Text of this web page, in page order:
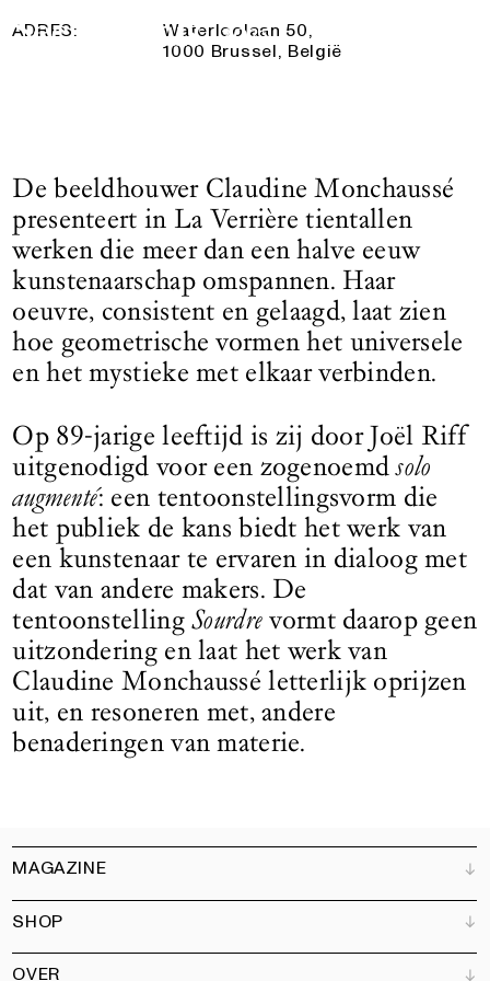
Logo See All This, linkt naar de homepage
2025
ADRES:
Waterloolaan 50,
1000 Brussel, België
De beeldhouwer Claudine Monchaussé
presenteert in La Verrière tientallen
werken die meer dan een halve eeuw
kunstenaarschap omspannen. Haar
oeuvre, consistent en gelaagd, laat zien
hoe geometrische vormen het universele
en het mystieke met elkaar verbinden.
Op 89-jarige leeftijd is zij door Joël Riff
uitgenodigd voor een zogenoemdsolo
augmenté: een tentoonstellingsvorm die
het publiek de kans biedt het werk van
een kunstenaar te ervaren in dialoog met
dat van andere makers. De
tentoonstellingSourdre vormt daarop geen
uitzondering en laat het werk van
Claudine Monchaussé letterlijk oprijzen
uit, en resoneren met, andere
benaderingen van materie.
MAGAZINE
Klantenservice
Verkooppunten
SHOP
OVER